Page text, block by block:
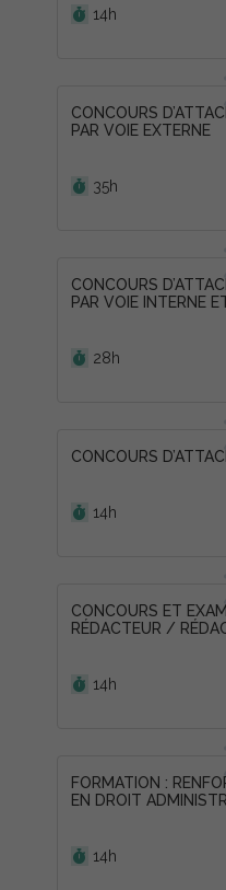
14h
CONCOURS
PAR VOIE EXTERNE
35h
CONCOURS
PAR VOIE INTERNE
28h
CONCOURS
14h
CONCOURS ET
RÉDACTEUR /
14h
FORMATION :
EN DROIT
14h